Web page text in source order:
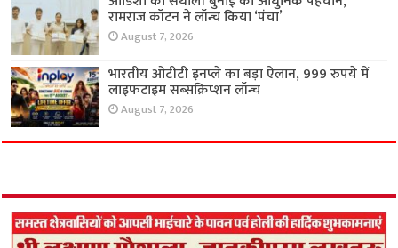
रामराज कॉटन ने लॉन्च किया ‘पंचा’
August 7, 2026
भारतीय ओटीटी इनप्ले का बड़ा ऐलान, 999 रुपये में
लाइफटाइम सब्सक्रिप्शन लॉन्च
August 7, 2026